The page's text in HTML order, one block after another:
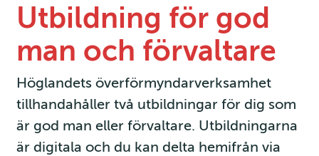
Utbildning för god
man och förvaltare
Höglandets överförmyndarverksamhet
tillhandahåller två utbildningar för dig som
är god man eller förvaltare. Utbildningarna
är digitala och du kan delta hemifrån via